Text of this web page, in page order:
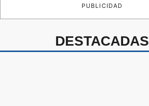
PUBLICIDAD
DESTACADAS